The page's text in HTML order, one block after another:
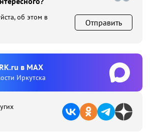
об этом в
Отправить
в MAX
Иркутска